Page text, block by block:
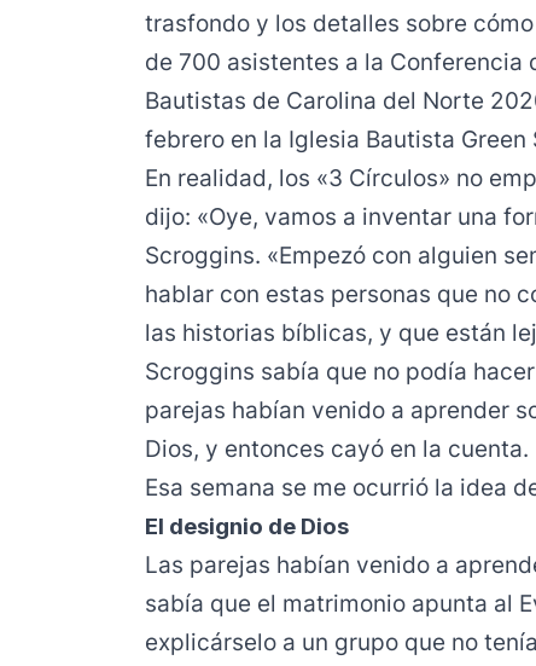
trasfondo y los detalles sobre
de 700 asistentes a la Conferencia
Bautistas de Carolina del Norte
febrero en la Iglesia Bautista Green
En realidad, los «3 Círculos» no
dijo: «Oye, vamos a inventar una
Scroggins. «Empezó con alguien
hablar con estas personas que no
las historias bíblicas, y que están
Scroggins sabía que no podía
parejas habían venido a aprender
Dios, y entonces cayó en la cuenta.
Esa semana se me ocurrió la idea
El designio de Dios
Las parejas habían venido a
sabía que el matrimonio apunta al
explicárselo a un grupo que no